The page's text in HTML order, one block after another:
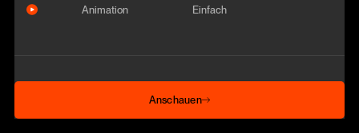
Animation Einfach
Anschauen
Anschauen